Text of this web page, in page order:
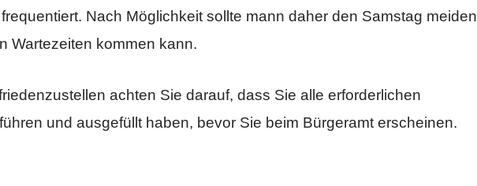
Nach Möglichkeit sollte mann daher den Samstag meiden
Wartezeiten kommen kann.
achten Sie darauf, dass Sie alle erforderlichen
und ausgefüllt haben, bevor Sie beim Bürgeramt erscheinen.